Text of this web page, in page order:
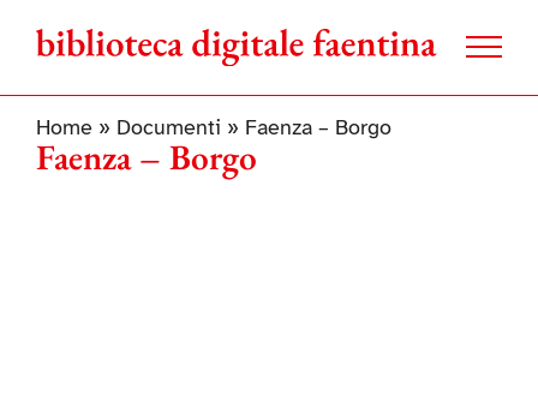
contenuto
Home» Documenti » Faenza – Borgo
Faenza – Borgo